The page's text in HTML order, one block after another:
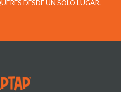
DESDE UN SOLO LUGAR.